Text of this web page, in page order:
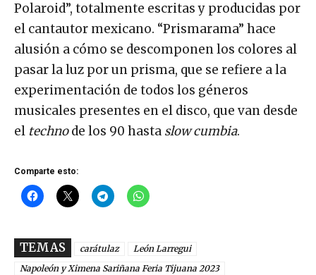
Polaroid”, totalmente escritas y producidas por
el cantautor mexicano. “Prismarama” hace
alusión a cómo se descomponen los colores al
pasar la luz por un prisma, que se refiere a la
experimentación de todos los géneros
musicales presentes en el disco, que van desde
el technode los 90 hasta slow cumbia.
Comparte esto:
TEMAS carátulaz
León Larregui
Napoleón y Ximena Sariñana Feria Tijuana 2023